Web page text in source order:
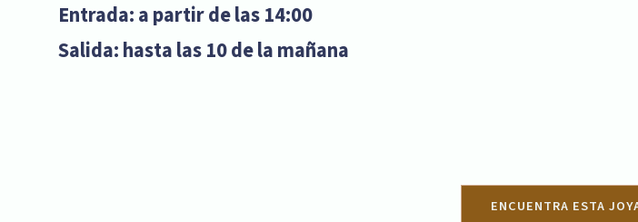
Entrada: a partir de las 14:00
Salida: hasta las 10 de la mañana
ENCUENTRA ESTA